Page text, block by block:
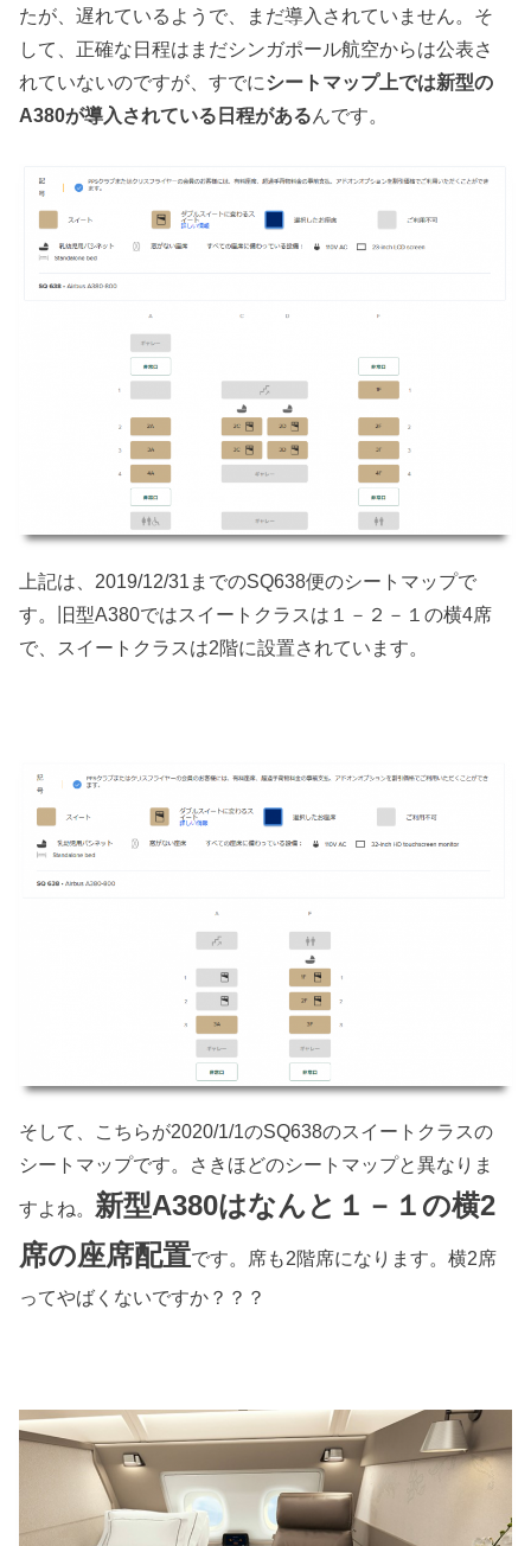
たが、遅れているようで、まだ導入されていません。そ
して、正確な日程はまだシンガポール航空からは公表さ
れていないのですが、すでにシートマップ上では新型の
A380が導入されている日程があるんです。
上記は、2019/12/31までのSQ638便のシートマップで
す。旧型A380ではスイートクラスは１－２－１の横4席
で、スイートクラスは2階に設置されています。
そして、こちらが2020/1/1のSQ638のスイートクラスの
シートマップです。さきほどのシートマップと異なりま
すよね。 新型A380はなんと１－１の横2
席の座席配置です。席も2階席になります。横2席
ってやばくないですか？？？